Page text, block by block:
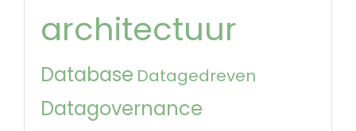
architectuur
Database Datagedreven
Datagovernance